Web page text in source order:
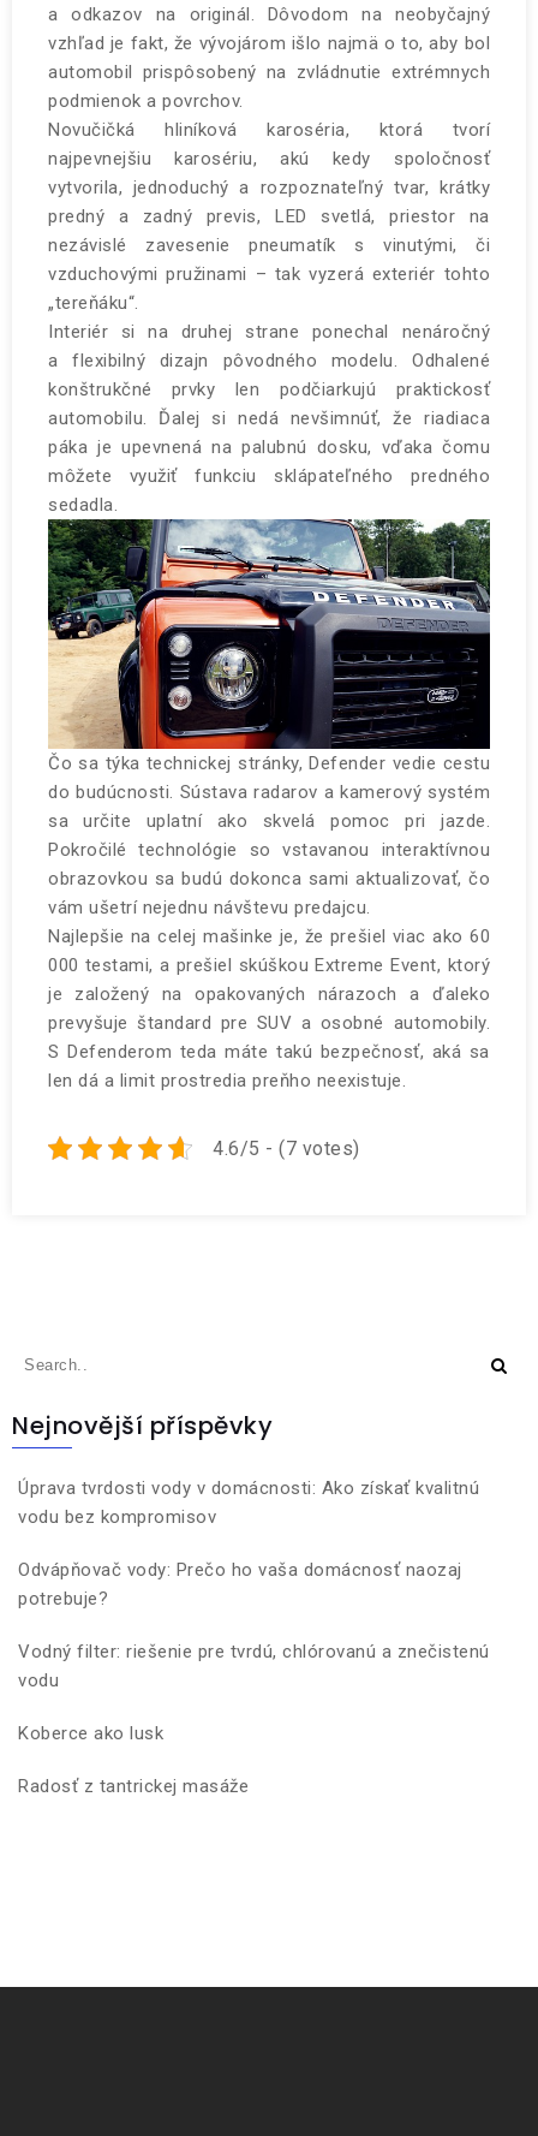
a odkazov na originál. Dôvodom na neobyčajný
vzhľad je fakt, že vývojárom išlo najmä o to, aby bol
automobil prispôsobený na zvládnutie extrémnych
podmienok a povrchov.
Novučičká hliníková karoséria, ktorá tvorí
najpevnejšiu karosériu, akú kedy spoločnosť
vytvorila, jednoduchý a rozpoznateľný tvar, krátky
predný a zadný previs, LED svetlá, priestor na
nezávislé zavesenie pneumatík s vinutými, či
vzduchovými pružinami – tak vyzerá exteriér tohto
„tereňáku“.
Interiér si na druhej strane ponechal nenáročný
a flexibilný dizajn pôvodného modelu. Odhalené
konštrukčné prvky len podčiarkujú praktickosť
automobilu. Ďalej si nedá nevšimnúť, že riadiaca
páka je upevnená na palubnú dosku, vďaka čomu
môžete využiť funkciu sklápateľného predného
sedadla.
Čo sa týka technickej stránky, Defender vedie cestu
do budúcnosti. Sústava radarov a kamerový systém
sa určite uplatní ako skvelá pomoc pri jazde.
Pokročilé technológie so vstavanou interaktívnou
obrazovkou sa budú dokonca sami aktualizovať, čo
vám ušetrí nejednu návštevu predajcu.
Najlepšie na celej mašinke je, že prešiel viac ako 60
000 testami, a prešiel skúškou Extreme Event, ktorý
je založený na opakovaných nárazoch a ďaleko
prevyšuje štandard pre SUV a osobné automobily.
S Defenderom teda máte takú bezpečnosť, aká sa
len dá a limit prostredia preňho neexistuje.
4.6/5 - (7 votes)
Nejnovější příspěvky
Úprava tvrdosti vody v domácnosti: Ako získať kvalitnú
vodu bez kompromisov
Odvápňovač vody: Prečo ho vaša domácnosť naozaj
potrebuje?
Vodný filter: riešenie pre tvrdú, chlórovanú a znečistenú
vodu
Koberce ako lusk
Radosť z tantrickej masáže